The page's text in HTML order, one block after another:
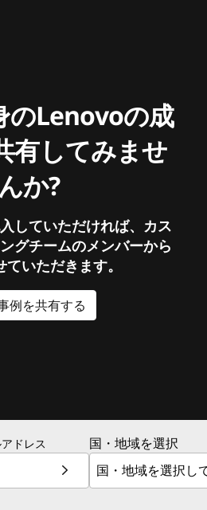
のLenovoの成
有してみませ
んか?
していただければ、カス
グチームのメンバーから
ていただきます。
例を共有する
ドレス 国・地域を選択